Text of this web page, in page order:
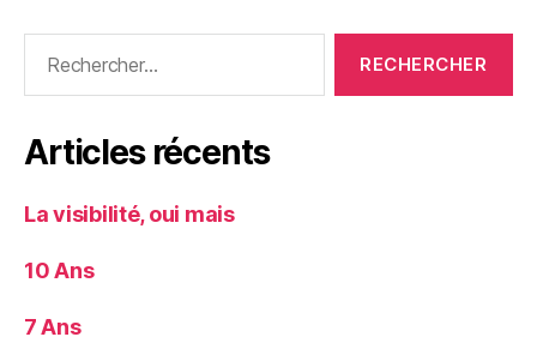
Articles récents
La visibilité, oui mais
10 Ans
7 Ans